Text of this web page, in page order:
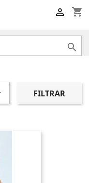
shopping_cart


FILTRAR